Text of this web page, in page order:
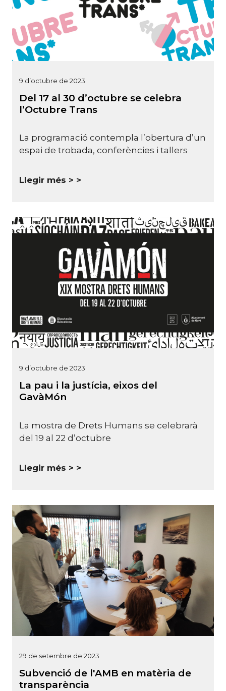
9 d’octubre de 2023
Del 17 al 30 d’octubre se celebra
l’Octubre Trans
La programació contempla l’obertura d’un
espai de trobada, conferències i tallers
Llegir més >
9 d’octubre de 2023
La pau i la justícia, eixos del
GavàMón
La mostra de Drets Humans se celebrarà
del 19 al 22 d’octubre
Llegir més >
29 de setembre de 2023
Subvenció de l'AMB en matèria de
transparència